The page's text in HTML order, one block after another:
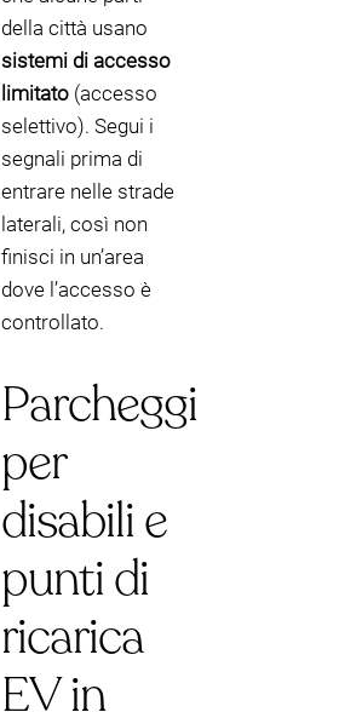
della città usano
sistemi di accesso
limitato (accesso
selettivo). Segui i
segnali prima di
entrare nelle strade
laterali, così non
finisci in un’area
dove l’accesso è
controllato.
Parcheggi
per
disabili e
punti di
ricarica
EV in